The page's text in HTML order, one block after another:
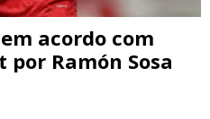
acordo com
Ramón Sosa